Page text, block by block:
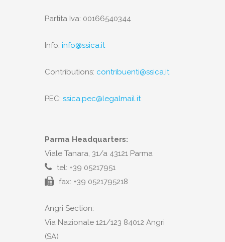
Partita Iva: 00166540344
Info: info@ssica.it
Contributions: contribuenti@ssica.it
PEC: ssica.pec@legalmail.it
Parma Headquarters:
Viale Tanara, 31/a 43121 Parma
tel: +39 05217951
fax: +39 0521795218
Angri Section:
Via Nazionale 121/123 84012 Angri
(SA)